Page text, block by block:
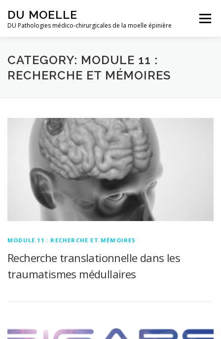
DU MOELLE
DU Pathologies médico-chirurgicales de la moelle épinière
Menu
CATEGORY: MODULE 11 :
RECHERCHE ET MÉMOIRES
MODULE 11 : RECHERCHE ET MÉMOIRES
Recherche translationnelle dans les
traumatismes médullaires